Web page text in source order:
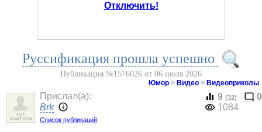
Отключить!
Руссификация прошла успешно
Публикация №1576026 от 06 июля 2026
Юмор > Видео > Видеоприколы
Прислал(a):
Brk
Список публикаций
9 (32)
0
1084